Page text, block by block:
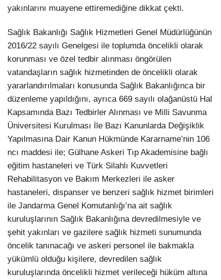
yakınlarını muayene ettiremediğine dikkat çekti.
Sağlık Bakanlığı Sağlık Hizmetleri Genel Müdürlüğünün
2016/22 sayılı Genelgesi ile toplumda öncelikli olarak
korunması ve özel tedbir alınması öngörülen
vatandaşların sağlık hizmetinden de öncelikli olarak
yararlandırılmaları konusunda Sağlık Bakanlığınca bir
düzenleme yapıldığını, ayrıca 669 sayılı olağanüstü Hal
Kapsamında Bazı Tedbirler Alınması ve Milli Savunma
Üniversitesi Kurulması İle Bazı Kanunlarda Değişiklik
Yapılmasına Dair Kanun Hükmünde Kararname’nin 106
ncı maddesi ile; Gülhane Askeri Tıp Akademisine bağlı
eğitim hastaneleri ve Türk Silahlı Kuvvetleri
Rehabilitasyon ve Bakım Merkezleri ile asker
hastaneleri, dispanser ve benzeri sağlık hizmet birimleri
ile Jandarma Genel Komutanlığı’na ait sağlık
kuruluşlarının Sağlık Bakanlığına devredilmesiyle ve
şehit yakınları ve gazilere sağlık hizmeti sunumunda
öncelik tanınacağı ve askeri personel ile bakmakla
yükümlü olduğu kişilere, devredilen sağlık
kuruluşlarında öncelikli hizmet verileceği hüküm altına